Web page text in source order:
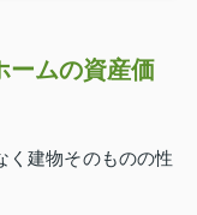
ームの資産価
く建物そのものの性